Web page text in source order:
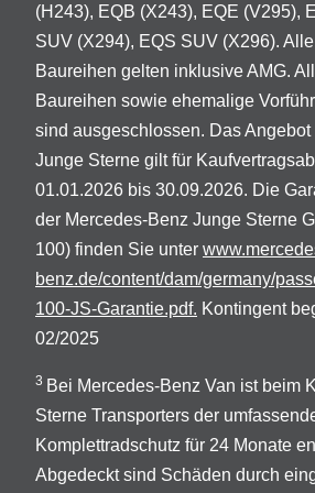
(H243), EQB (X243), EQE (V295),
SUV (X294), EQS SUV (X296).
Baureihen gelten inklusive AMG.
Baureihen sowie ehemalige
sind ausgeschlossen. Das
Junge Sterne gilt für
01.01.2026 bis 30.09.2026. Die
der Mercedes-Benz Junge Sterne
100) finden Sie unter
benz.de/content/dam/germany/
100-JS-Garantie.pdf. Kontingent
02/2025
3 Bei Mercedes-Benz Van ist beim
Sterne Transporters der
Komplettradschutz für 24 Monate
Abgedeckt sind Schäden durch